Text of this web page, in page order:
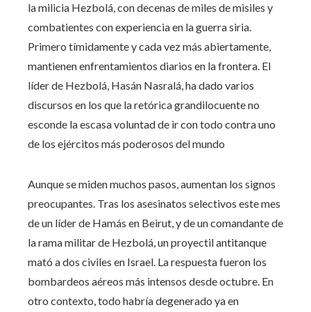
la milicia Hezbolá, con decenas de miles de misiles y
combatientes con experiencia en la guerra siria.
Primero tímidamente y cada vez más abiertamente,
mantienen enfrentamientos diarios en la frontera. El
líder de Hezbolá, Hasán Nasralá, ha dado varios
discursos en los que la retórica grandilocuente no
esconde la escasa voluntad de ir con todo contra uno
de los ejércitos más poderosos del mundo
Aunque se miden muchos pasos, aumentan los signos
preocupantes. Tras los asesinatos selectivos este mes
de un líder de Hamás en Beirut, y de un comandante de
la rama militar de Hezbolá, un proyectil antitanque
mató a dos civiles en Israel. La respuesta fueron los
bombardeos aéreos más intensos desde octubre. En
otro contexto, todo habría degenerado ya en